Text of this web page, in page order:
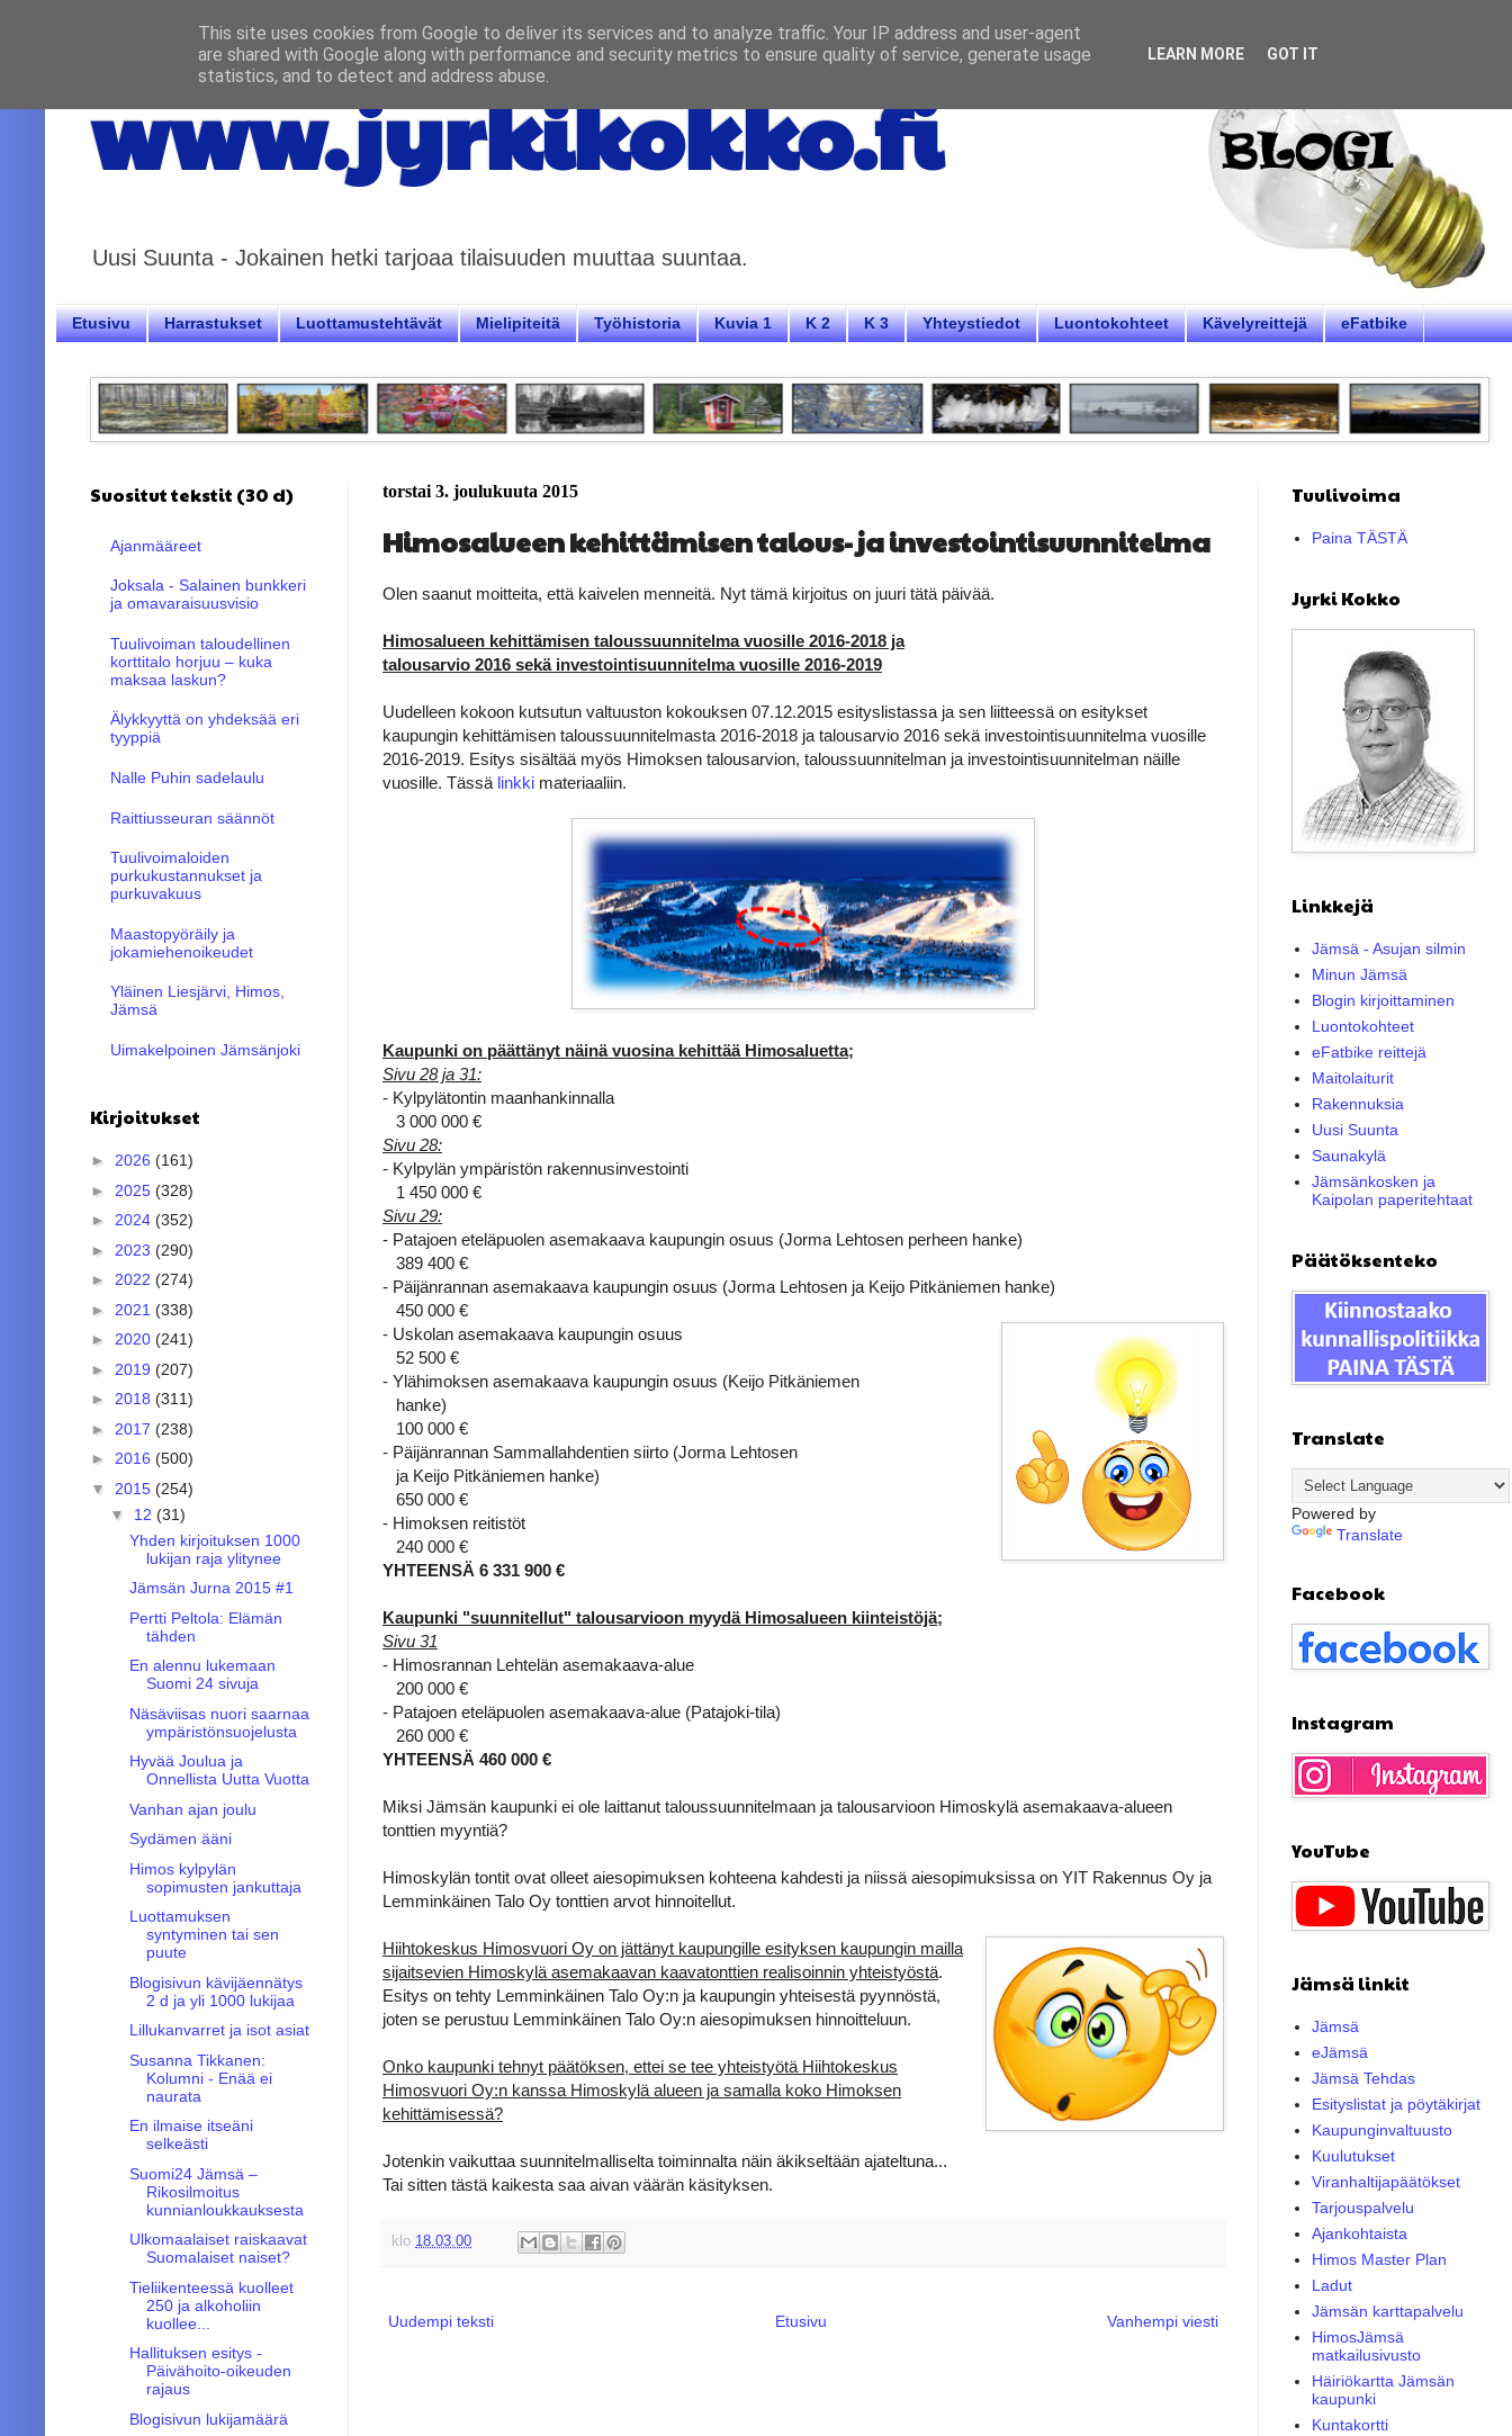
www.jyrkikokko.fi
Uusi Suunta - Jokainen hetki tarjoaa tilaisuuden muuttaa suuntaa.
Etusivu Harrastukset Luottamustehtävät Mielipiteitä Työhistoria Kuvia 1 K 2 K 3 Yhteystiedot Luontokohteet Kävelyreittejä eFatbike
torstai 3. joulukuuta 2015
Himosalueen kehittämisen talous- ja investointisuunnitelma
Olen saanut moitteita, että kaivelen menneitä. Nyt tämä kirjoitus on juuri tätä päivää.
Himosalueen kehittämisen taloussuunnitelma vuosille 2016-2018 ja
talousarvio 2016 sekä investointisuunnitelma vuosille 2016-2019
Uudelleen kokoon kutsutun valtuuston kokouksen 07.12.2015 esityslistassa ja sen liitteessä on esitykset
kaupungin kehittämisen taloussuunnitelmasta 2016-2018 ja talousarvio 2016 sekä investointisuunnitelma vuosille
2016-2019. Esitys sisältää myös Himoksen talousarvion, taloussuunnitelman ja investointisuunnitelman näille
vuosille. Tässä linkki materiaaliin.
Kaupunki on päättänyt näinä vuosina kehittää Himosaluetta;
Sivu 28 ja 31:
- Kylpylätontin maanhankinnalla
3 000 000 €
Sivu 28:
- Kylpylän ympäristön rakennusinvestointi
1 450 000 €
Sivu 29:
- Patajoen eteläpuolen asemakaava kaupungin osuus (Jorma Lehtosen perheen hanke)
389 400 €
- Päijänrannan asemakaava kaupungin osuus (Jorma Lehtosen ja Keijo Pitkäniemen hanke)
450 000 €
- Uskolan asemakaava kaupungin osuus
52 500 €
- Ylähimoksen asemakaava kaupungin osuus (Keijo Pitkäniemen
hanke)
100 000 €
- Päijänrannan Sammallahdentien siirto (Jorma Lehtosen
ja Keijo Pitkäniemen hanke)
650 000 €
- Himoksen reitistöt
240 000 €
YHTEENSÄ 6 331 900 €
Kaupunki "suunnitellut" talousarvioon myydä Himosalueen kiinteistöjä;
Sivu 31
- Himosrannan Lehtelän asemakaava-alue
200 000 €
- Patajoen eteläpuolen asemakaava-alue (Patajoki-tila)
260 000 €
YHTEENSÄ 460 000 €
Miksi Jämsän kaupunki ei ole laittanut taloussuunnitelmaan ja talousarvioon Himoskylä asemakaava-alueen
tonttien myyntiä?
Himoskylän tontit ovat olleet aiesopimuksen kohteena kahdesti ja niissä aiesopimuksissa on YIT Rakennus Oy ja
Lemminkäinen Talo Oy tonttien arvot hinnoitellut.
Hiihtokeskus Himosvuori Oy on jättänyt kaupungille esityksen kaupungin mailla
sijaitsevien Himoskylä asemakaavan kaavatonttien realisoinnin yhteistyöstä.
Esitys on tehty Lemminkäinen Talo Oy:n ja kaupungin yhteisestä pyynnöstä,
joten se perustuu Lemminkäinen Talo Oy:n aiesopimuksen hinnoitteluun.
Onko kaupunki tehnyt päätöksen, ettei se tee yhteistyötä Hiihtokeskus
Himosvuori Oy:n kanssa Himoskylä alueen ja samalla koko Himoksen
kehittämisessä?
Jotenkin vaikuttaa suunnitelmalliselta toiminnalta näin äkikseltään ajateltuna...
Tai sitten tästä kaikesta saa aivan väärän käsityksen.
klo 18.03.00
Uudempi teksti Vanhempi viesti
Etusivu
Suositut tekstit (30 d)
Ajanmääreet
Joksala - Salainen bunkkeri
ja omavaraisuusvisio
Tuulivoiman taloudellinen
korttitalo horjuu – kuka
maksaa laskun?
Älykkyyttä on yhdeksää eri
tyyppiä
Nalle Puhin sadelaulu
Raittiusseuran säännöt
Tuulivoimaloiden
purkukustannukset ja
purkuvakuus
Maastopyöräily ja
jokamiehenoikeudet
Yläinen Liesjärvi, Himos,
Jämsä
Uimakelpoinen Jämsänjoki
Kirjoitukset
► 2026 (161)
► 2025 (328)
► 2024 (352)
► 2023 (290)
► 2022 (274)
► 2021 (338)
► 2020 (241)
► 2019 (207)
► 2018 (311)
► 2017 (238)
► 2016 (500)
▼ 2015 (254)
▼ 12 (31)
Yhden kirjoituksen 1000
lukijan raja ylitynee
Jämsän Jurna 2015 #1
Pertti Peltola: Elämän
tähden
En alennu lukemaan
Suomi 24 sivuja
Näsäviisas nuori saarnaa
ympäristönsuojelusta
Hyvää Joulua ja
Onnellista Uutta Vuotta
Vanhan ajan joulu
Sydämen ääni
Himos kylpylän
sopimusten jankuttaja
Luottamuksen
syntyminen tai sen
puute
Blogisivun kävijäennätys
2 d ja yli 1000 lukijaa
Lillukanvarret ja isot asiat
Susanna Tikkanen:
Kolumni - Enää ei
naurata
En ilmaise itseäni
selkeästi
Suomi24 Jämsä –
Rikosilmoitus
kunnianloukkauksesta
Ulkomaalaiset raiskaavat
Suomalaiset naiset?
Tieliikenteessä kuolleet
250 ja alkoholiin
kuollee...
Hallituksen esitys -
Päivähoito-oikeuden
rajaus
Blogisivun lukijamäärä
Tuulivoima
Paina TÄSTÄ
Jyrki Kokko
Linkkejä
Jämsä - Asujan silmin
Minun Jämsä
Blogin kirjoittaminen
Luontokohteet
eFatbike reittejä
Maitolaiturit
Rakennuksia
Uusi Suunta
Saunakylä
Jämsänkosken ja
Kaipolan paperitehtaat
Päätöksenteko
Translate
Powered by
Translate
Facebook
Instagram
YouTube
Jämsä linkit
Jämsä
eJämsä
Jämsä Tehdas
Esityslistat ja pöytäkirjat
Kaupunginvaltuusto
Kuulutukset
Viranhaltijapäätökset
Tarjouspalvelu
Ajankohtaista
Himos Master Plan
Ladut
Jämsän karttapalvelu
HimosJämsä
matkailusivusto
Häiriökartta Jämsän
kaupunki
Kuntakortti
This site uses cookies from Google to deliver its services and to analyze traffic. Your IP address and user-agent
are shared with Google along with performance and security metrics to ensure quality of service, generate usage
statistics, and to detect and address abuse.
LEARN MORE GOT IT